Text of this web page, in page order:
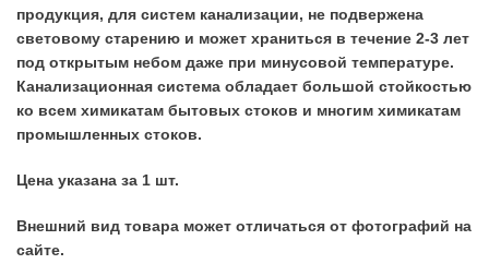
продукция, для систем канализации, не подвержена
световому старению и может храниться в течение 2-3 лет
под открытым небом даже при минусовой температуре.
Канализационная система обладает большой стойкостью
ко всем химикатам бытовых стоков и многим химикатам
промышленных стоков.
Цена указана за 1 шт.
Внешний вид товара может отличаться от фотографий на
сайте.